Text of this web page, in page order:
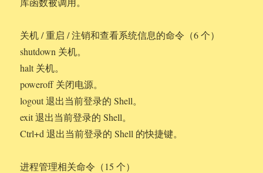
关机 / 重启 / 注销和查看系统信息的命令（6 个）
shutdown 关机。
halt 关机。
poweroff 关闭电源。
logout 退出当前登录的 Shell。
exit 退出当前登录的 Shell。
Ctrl+d 退出当前登录的 Shell 的快捷键。
进程管理相关命令（15 个）